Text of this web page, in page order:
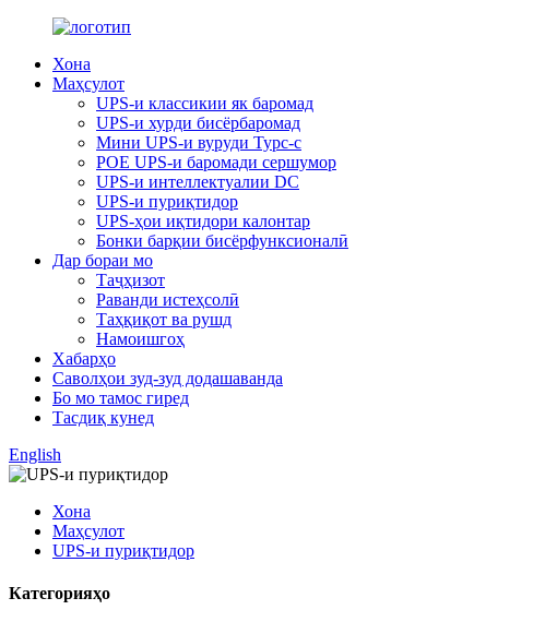
Хона
Маҳсулот
UPS-и классикии як баромад
UPS-и хурди бисёрбаромад
Мини UPS-и вуруди Typc-c
POE UPS-и баромади сершумор
UPS-и интеллектуалии DC
UPS-и пуриқтидор
UPS-ҳои иқтидори калонтар
Бонки барқии бисёрфунксионалӣ
Дар бораи мо
Таҷҳизот
Раванди истеҳсолӣ
Таҳқиқот ва рушд
Намоишгоҳ
Хабарҳо
Саволҳои зуд-зуд додашаванда
Бо мо тамос гиред
Тасдиқ кунед
English
Хона
Маҳсулот
UPS-и пуриқтидор
Категорияҳо